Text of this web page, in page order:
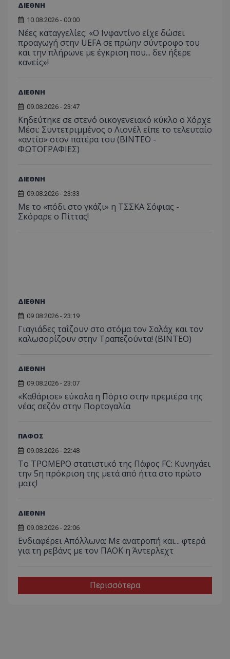
ΔΙΕΘΝΗ
10.08.2026 - 00:00
Νέες καταγγελίες: «Ο Ινφαντίνο είχε δώσει
προαγωγή στην UEFA σε πρώην σύντροφο του
και την πλήρωνε με έγκριση που... δεν ήξερε
κανείς»!
ΔΙΕΘΝΗ
09.08.2026 - 23:47
Κηδεύτηκε σε στενό οικογενειακό κύκλο ο Χόρχε
Μέσι: Συντετριμμένος ο Λιονέλ είπε το τελευταίο
«αντίο» στον πατέρα του (ΒΙΝΤΕΟ -
ΦΩΤΟΓΡΑΦΙΕΣ)
ΔΙΕΘΝΗ
09.08.2026 - 23:33
Με το «πόδι στο γκάζι» η ΤΣΣΚΑ Σόφιας -
Σκόραρε ο Πίττας!
ΔΙΕΘΝΗ
09.08.2026 - 23:19
Γιαγιάδες ταΐζουν στο στόμα τον Σαλάχ και τον
καλωσορίζουν στην Τραπεζούντα! (ΒΙΝΤΕΟ)
ΔΙΕΘΝΗ
09.08.2026 - 23:07
«Καθάρισε» εύκολα η Πόρτο στην πρεμιέρα της
νέας σεζόν στην Πορτογαλία
ΠΑΦΟΣ
09.08.2026 - 22:48
Το ΤΡΟΜΕΡΟ στατιστικό της Πάφος FC: Κυνηγάει
την 5η πρόκριση της μετά από ήττα στο πρώτο
ματς!
ΔΙΕΘΝΗ
09.08.2026 - 22:06
Ενδιαφέρει Απόλλωνα: Με ανατροπή και... φτερά
για τη ρεβάνς με τον ΠΑΟΚ η Άντερλεχτ
Περισσότερα